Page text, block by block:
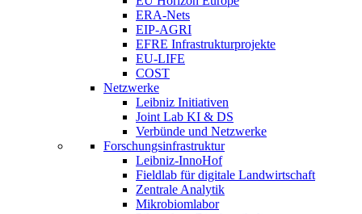
ERA-Nets
EIP-AGRI
EFRE Infrastrukturprojekte
EU-LIFE
COST
Netzwerke
Leibniz Initiativen
Joint Lab KI & DS
Verbünde und Netzwerke
Forschungsinfrastruktur
Leibniz-InnoHof
Fieldlab für digitale Landwirtschaft
Zentrale Analytik
Mikrobiomlabor